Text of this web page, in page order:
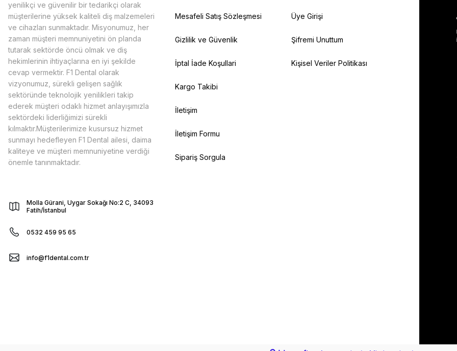
yenilikçi ve güvenilir bir tedarikçi olarak
müşterilerine yüksek kaliteli diş malzemeleri
ve cihazları sunmaktadır. Misyonumuz, her
zaman müşteri memnuniyetini ön planda
tutarak sektörde öncü olmak ve diş
hekimlerinin ihtiyaçlarına en iyi şekilde
cevap vermektir. F1 Dental olarak
vizyonumuz, sürekli gelişen sağlık
sektöründe teknolojik yenilikleri takip
ederek müşteri odaklı hizmet anlayışımızla
sektördeki liderliğimizi sürekli
kılmaktır.Müşterilerimize kusursuz hizmet
sunmayı hedefleyen F1 Dental ailesi, daima
kaliteye ve müşteri memnuniyetine verdiği
önemle tanınmaktadır.
Molla Gürani, Uygar Sokağı No:2 C, 34093
Fatih/İstanbul
0532 459 95 65
info@f1dental.com.tr
Mesafeli Satış Sözleşmesi
Gizlilik ve Güvenlik
İptal İade Koşullari
Kargo Takibi
İletişim
İletişim Formu
Sipariş Sorgula
Üye Girişi
Şifremi Unuttum
Kişisel Veriler Politikası